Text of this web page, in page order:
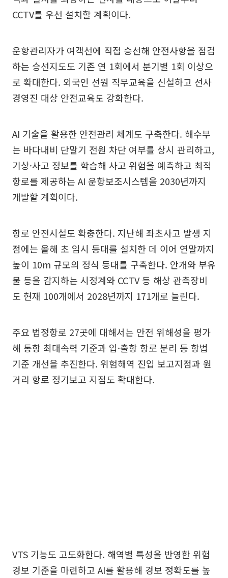
CCTV를 우선 설치할 계획이다.
운항관리자가 여객선에 직접 승선해 안전사항을 점검
하는 승선지도도 기존 연 1회에서 분기별 1회 이상으
로 확대한다. 외국인 선원 직무교육을 신설하고 선사
경영진 대상 안전교육도 강화한다.
AI 기술을 활용한 안전관리 체계도 구축한다. 해수부
는 바다내비 단말기 전원 차단 여부를 상시 관리하고,
기상·사고 정보를 학습해 사고 위험을 예측하고 최적
항로를 제공하는 AI 운항보조시스템을 2030년까지
개발할 계획이다.
항로 안전시설도 확충한다. 지난해 좌초사고 발생 지
점에는 올해 초 임시 등대를 설치한 데 이어 연말까지
높이 10m 규모의 정식 등대를 구축한다. 안개와 부유
물 등을 감지하는 시정계와 CCTV 등 해상 관측장비
도 현재 100개에서 2028년까지 171개로 늘린다.
주요 법정항로 27곳에 대해서는 안전 위해성을 평가
해 통항 최대속력 기준과 입·출항 항로 분리 등 항법
기준 개선을 추진한다. 위험해역 진입 보고지점과 원
거리 항로 정기보고 지점도 확대한다.
VTS 기능도 고도화한다. 해역별 특성을 반영한 위험
경보 기준을 마련하고 AI를 활용해 경보 정확도를 높